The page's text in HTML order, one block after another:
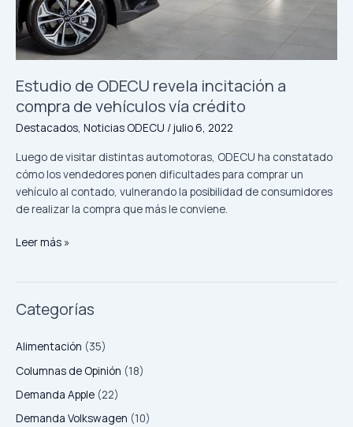
Categorías
Alimentación (35)
Columnas de Opinión (18)
Demanda Apple (22)
Demanda Volkswagen (10)
Estudio de ODECU revela incitación a
compra de vehículos vía crédito
Destacados, Noticias ODECU /julio 6, 2022
Luego de visitar distintas automotoras, ODECU ha constatado
cómo los vendedores ponen dificultades para comprar un
vehículo al contado, vulnerando la posibilidad de consumidores
de realizar la compra que más le conviene.
vía
crédito
Leer más »